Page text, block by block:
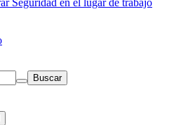
Seguridad en el lugar de trabajo
Buscar